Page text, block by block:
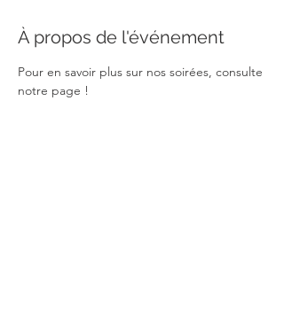
À propos de l'événement
Pour en savoir plus sur nos soirées, consulte
notre page !